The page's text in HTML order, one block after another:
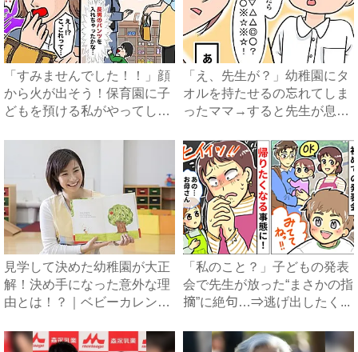
「すみませんでした！！」顔
から火が出そう！保育園に子
どもを預ける私がやってしま
「え、先生が？」幼稚園にタ
オルを持たせるの忘れてしま
ったママ→すると先生が息子
見学して決めた幼稚園が大正
解！決め手になった意外な理
由とは！？｜ベビーカレンダ
「私のこと？」子どもの発表
会で先生が放った“まさかの指
摘”に絶句…⇒逃げ出したく...